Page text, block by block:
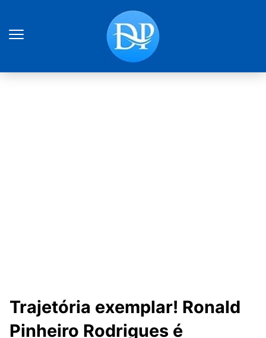
Trajetória exemplar! Ronald
Pinheiro Rodrigues é